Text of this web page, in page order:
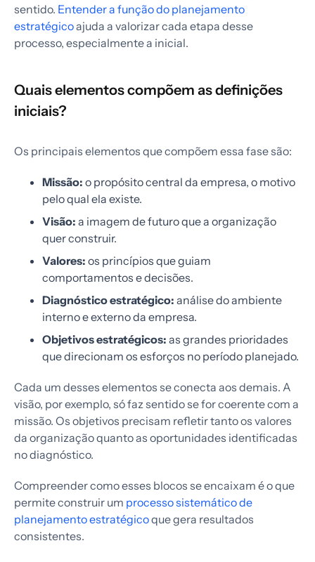
sentido. Entender a função do planejamento
estratégicoajuda a valorizar cada etapa desse
processo, especialmente a inicial.
Quais elementos compõem as definições
iniciais?
Os principais elementos que compõem essa fase são:
Missão: o propósito central da empresa, o motivo
pelo qual ela existe.
Visão: a imagem de futuro que a organização
quer construir.
Valores: os princípios que guiam
comportamentos e decisões.
Diagnóstico estratégico: análise do ambiente
interno e externo da empresa.
Objetivos estratégicos: as grandes prioridades
que direcionam os esforços no período planejado.
Cada um desses elementos se conecta aos demais. A
visão, por exemplo, só faz sentido se for coerente com a
missão. Os objetivos precisam refletir tanto os valores
da organização quanto as oportunidades identificadas
no diagnóstico.
Compreender como esses blocos se encaixam é o que
permite construir um processo sistemático de
planejamento estratégicoque gera resultados
consistentes.